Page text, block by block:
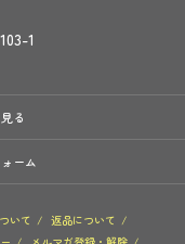
1
る
ーム
いて / 返品について /